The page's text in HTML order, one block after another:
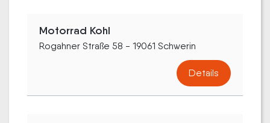
Motorrad Kohl
Rogahner Straße 58 - 19061 Schwerin
Details